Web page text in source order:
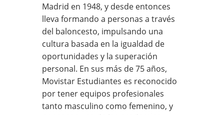
Madrid en 1948, y desde entonces
lleva formando a personas a través
del baloncesto, impulsando una
cultura basada en la igualdad de
oportunidades y la superación
personal. En sus más de 75 años,
Movistar Estudiantes es reconocido
por tener equipos profesionales
tanto masculino como femenino, y